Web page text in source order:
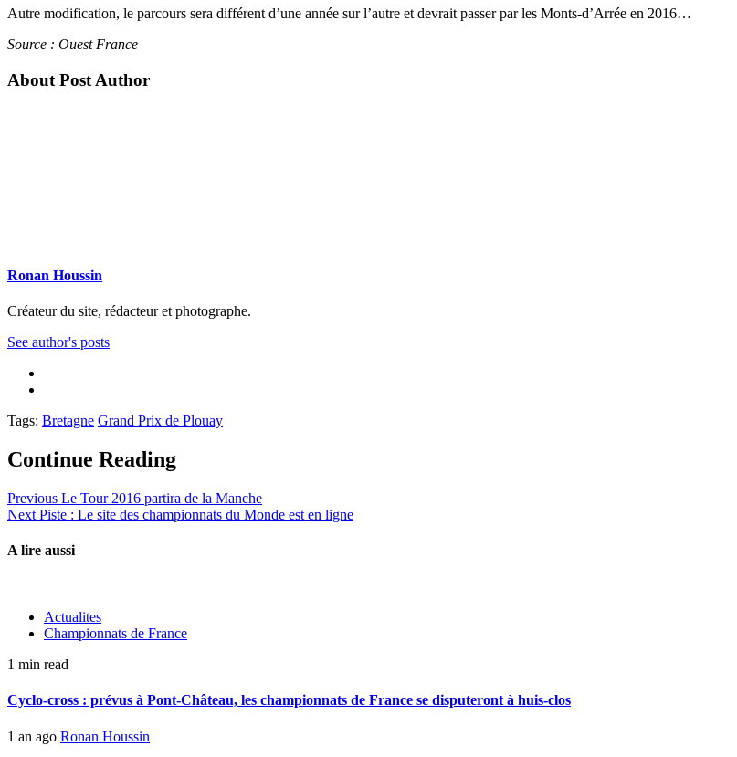
Autre modification, le parcours sera différent d’une année sur l’autre et devrait passer par les Monts-d’Arrée en 2016…
Source : Ouest France
About Post Author
Ronan Houssin
Créateur du site, rédacteur et photographe.
See author's posts
Tags: Bretagne Grand Prix de Plouay
Continue Reading
Previous Le Tour 2016 partira de la Manche
Next Piste : Le site des championnats du Monde est en ligne
A lire aussi
Actualites
Championnats de France
1 min read
Cyclo-cross : prévus à Pont-Château, les championnats de France se disputeront à huis-clos
1 an ago Ronan Houssin